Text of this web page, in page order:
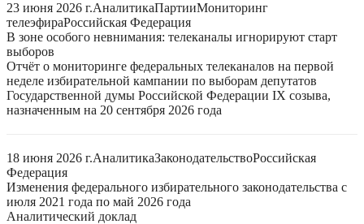
23 июня 2026 г.АналитикаПартииМониторинг
телеэфираРоссийская Федерация
В зоне особого невнимания: телеканалы игнорируют старт
выборов
Отчёт о мониторинге федеральных телеканалов на первой
неделе избирательной кампании по выборам депутатов
Государственной думы Российской Федерации IX созыва,
назначенным на 20 сентября 2026 года
18 июня 2026 г.АналитикаЗаконодательствоРоссийская
Федерация
Изменения федерального избирательного законодательства с
июля 2021 года по май 2026 года
Аналитический доклад